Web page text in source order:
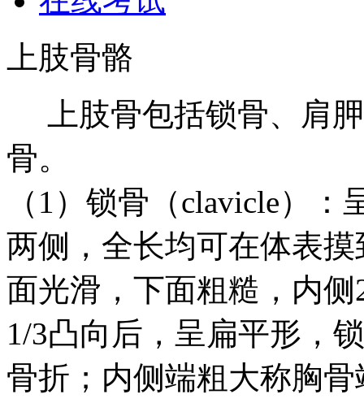
上肢骨骼
上肢骨包括锁骨、肩
骨。
（1）锁骨（clavicle）
两侧，全长均可在体表
面光滑，下面粗糙，内
1/3凸向后，呈扁平形，
骨折；内侧端粗大称胸